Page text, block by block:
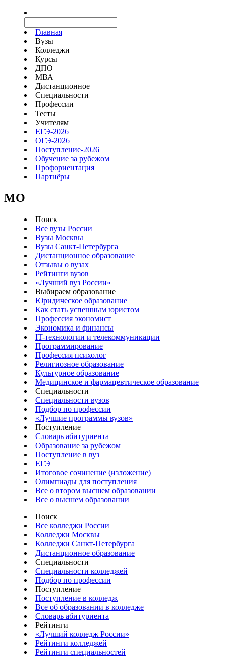
Главная
Вузы
Колледжи
Курсы
ДПО
МВА
Дистанционное
Специальности
Профессии
Тесты
Учителям
ЕГЭ-2026
ОГЭ-2026
Поступление-2026
Обучение за рубежом
Профориентация
Партнёры
MO
Поиск
Все вузы России
Вузы Москвы
Вузы Санкт-Петербурга
Дистанционное образование
Отзывы о вузах
Рейтинги вузов
«Лучший вуз России»
Выбираем образование
Юридическое образование
Как стать успешным юристом
Профессия экономист
Экономика и финансы
IT-технологии и телекоммуникации
Программирование
Профессия психолог
Религиозное образование
Культурное образование
Медицинское и фармацевтическое образование
Специальности
Специальности вузов
Подбор по профессии
«Лучшие программы вузов»
Поступление
Словарь абитуриента
Образование за рубежом
Поступление в вуз
ЕГЭ
Итоговое сочинение (изложение)
Олимпиады для поступления
Все о втором высшем образовании
Все о высшем образовании
Поиск
Все колледжи России
Колледжи Москвы
Колледжи Санкт-Петербурга
Дистанционное образование
Специальности
Специальности колледжей
Подбор по профессии
Поступление
Поступление в колледж
Все об образовании в колледже
Словарь абитуриента
Рейтинги
«Лучший колледж России»
Рейтинги колледжей
Рейтинги специальностей